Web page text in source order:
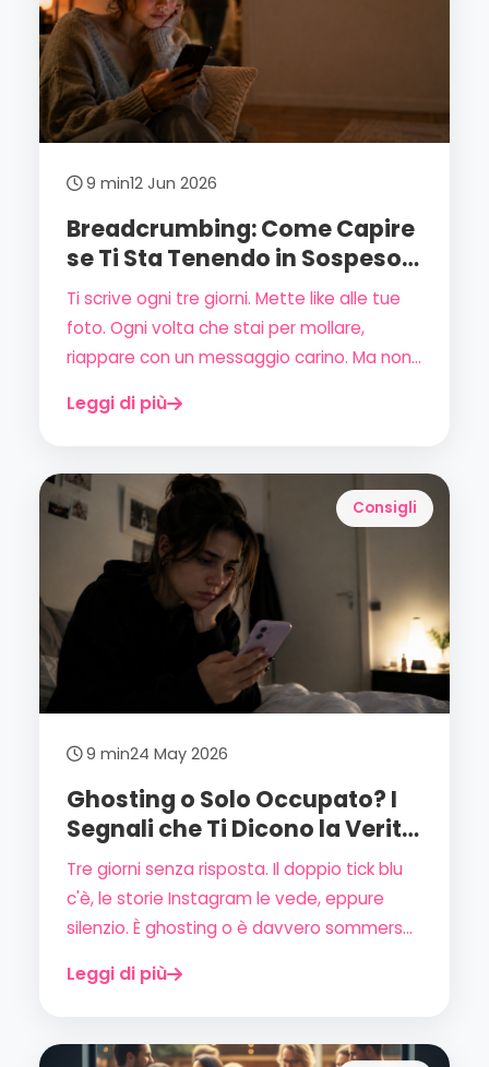
9 min12 Jun 2026
Breadcrumbing: Come Capire
se Ti Sta Tenendo in Sospeso
(e Come Smettere di
Cascarci)
Ti scrive ogni tre giorni. Mette like alle tue
foto. Ogni volta che stai per mollare,
riappare con un messaggio carino. Ma non
sentire davvero scelta. Questo si chiama
esattamente cos'è, perché fa così male e
come smettere di cascarci.
Leggi di più
Consigli
9 min24 May 2026
Ghosting o Solo Occupato? I
Segnali che Ti Dicono la Verità
(Senza Illuderti)
Tre giorni senza risposta. Il doppio tick blu
c'è, le storie Instagram le vede, eppure
silenzio. È ghosting o è davvero sommerso
differenza — senza impazzire e senza
Leggi di più